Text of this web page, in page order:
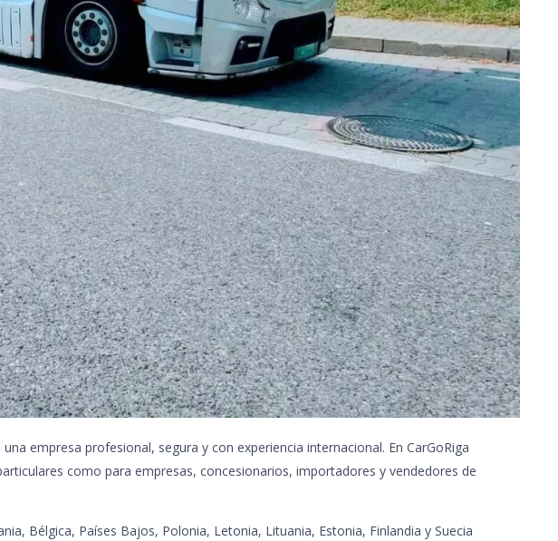
empresa profesional, segura y con experiencia internacional. En CarGoRiga
como para empresas, concesionarios, importadores y vendedores de
Bélgica, Países Bajos, Polonia, Letonia, Lituania, Estonia, Finlandia y Suecia